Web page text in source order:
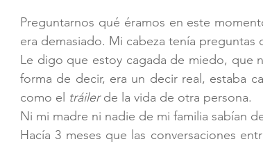
Preguntarnos qué éramos en este
era demasiado. Mi cabeza tenía
Le digo que estoy cagada de miedo, que
forma de decir, era un decir real, estaba
como el tráiler de la vida de otra persona.
Ni mi madre ni nadie de mi familia sabían
Hacía 3 meses que las conversaciones